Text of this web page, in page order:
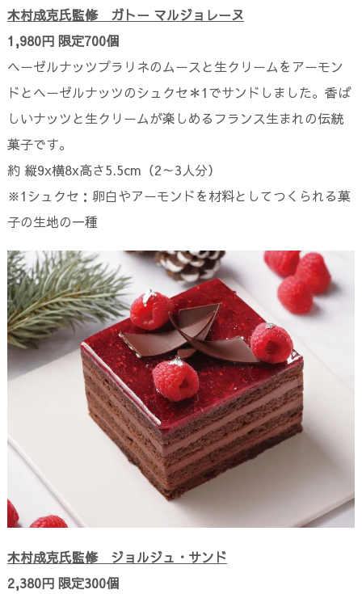
木村成克氏監修 ガトー マルジョレーヌ
1,980円 限定700個
ヘーゼルナッツプラリネのムースと生クリームをアーモン
ドとヘーゼルナッツのシュクセ＊1でサンドしました。香ば
しいナッツと生クリームが楽しめるフランス生まれの伝統
菓子です。
約 縦9x横8x高さ5.5cm（2～3人分）
※1シュクセ：卵白やアーモンドを材料としてつくられる菓
子の生地の一種
木村成克氏監修 ジョルジュ・サンド
2,380円 限定300個